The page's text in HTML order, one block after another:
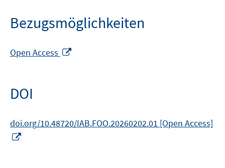
Bezugsmöglichkeiten
Open Access
DOI
doi.org/10.48720/IAB.FOO.20260202.01 [Open Access]